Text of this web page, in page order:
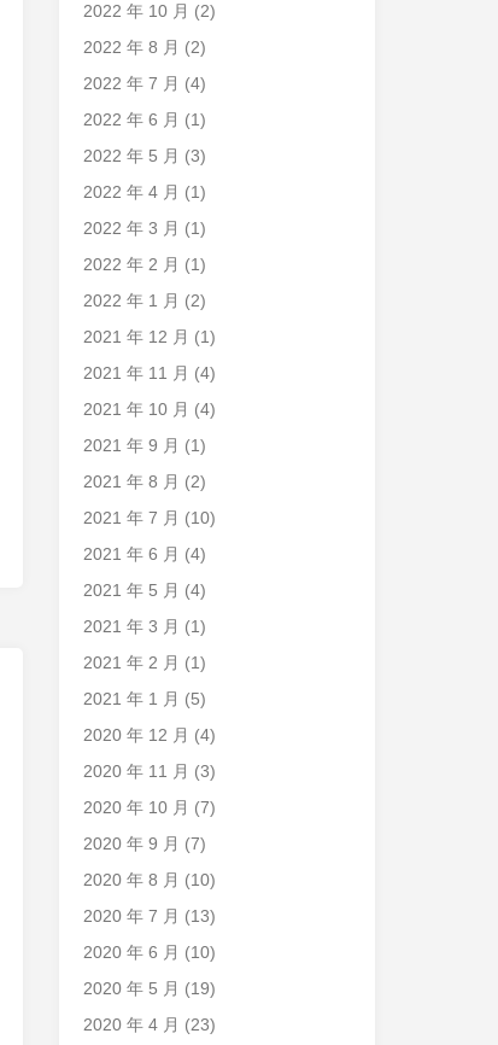
2022 年 10 月 (2)
2022 年 8 月 (2)
2022 年 7 月 (4)
2022 年 6 月 (1)
2022 年 5 月 (3)
2022 年 4 月 (1)
2022 年 3 月 (1)
2022 年 2 月 (1)
2022 年 1 月 (2)
2021 年 12 月 (1)
2021 年 11 月 (4)
2021 年 10 月 (4)
2021 年 9 月 (1)
2021 年 8 月 (2)
2021 年 7 月 (10)
2021 年 6 月 (4)
2021 年 5 月 (4)
2021 年 3 月 (1)
2021 年 2 月 (1)
2021 年 1 月 (5)
2020 年 12 月 (4)
2020 年 11 月 (3)
2020 年 10 月 (7)
2020 年 9 月 (7)
2020 年 8 月 (10)
2020 年 7 月 (13)
2020 年 6 月 (10)
2020 年 5 月 (19)
2020 年 4 月 (23)